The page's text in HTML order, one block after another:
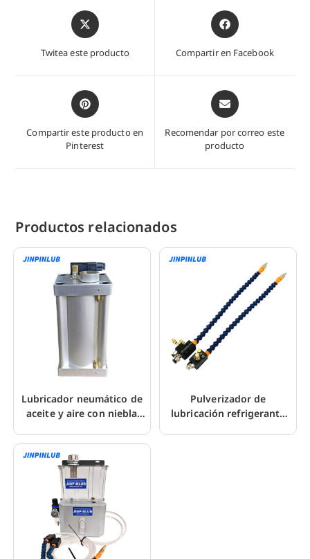
Abre
en
nueva
Twitea este producto
Abre
en
nueva
Compartir en Facebook
Abre
en
nueva
Compartir este producto en
Pinterest
Abre
en
nueva
Recomendar por correo este
producto
Productos relacionados
Lubricador neumático de
aceite y aire con niebla
Pulverizador de
lubricación refrigerante